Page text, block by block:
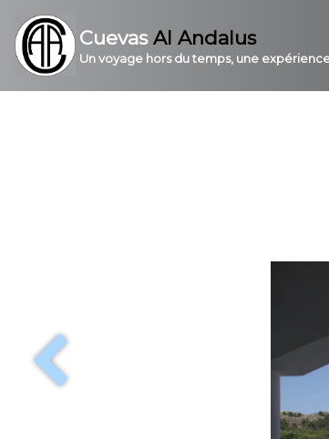
CuevasAl Andalus
Un voyage hors du temps, une